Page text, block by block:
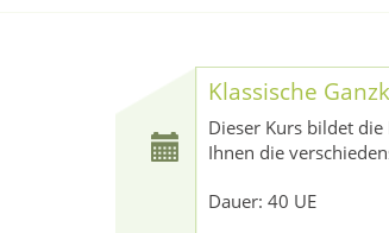
Klassische
Dieser Kurs bildet
Ihnen die
Dauer: 40 UE